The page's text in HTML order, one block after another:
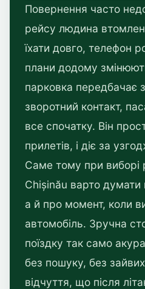
Повернення часто
рейсу людина
їхати довго, телефон
плани додому
парковка передбачає
зворотний контакт,
все спочатку. Він
прилетів, і діє за
Саме тому при виборі
Chișinău варто думати
а й про момент, коли
автомобіль. Зручна
поїздку так само
без пошуку, без зайвих
відчуття, що після